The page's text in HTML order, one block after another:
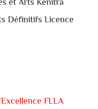
Définitifs Licence
FLLA